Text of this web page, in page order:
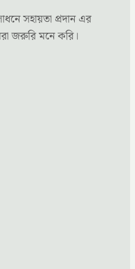
সহায়তা প্রদান এর
জরুরি মনে করি।